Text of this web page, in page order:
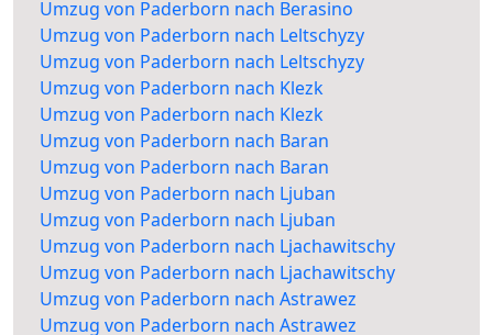
Umzug von Paderborn nach Berasino
Umzug von Paderborn nach Leltschyzy
Umzug von Paderborn nach Leltschyzy
Umzug von Paderborn nach Klezk
Umzug von Paderborn nach Klezk
Umzug von Paderborn nach Baran
Umzug von Paderborn nach Baran
Umzug von Paderborn nach Ljuban
Umzug von Paderborn nach Ljuban
Umzug von Paderborn nach Ljachawitschy
Umzug von Paderborn nach Ljachawitschy
Umzug von Paderborn nach Astrawez
Umzug von Paderborn nach Astrawez